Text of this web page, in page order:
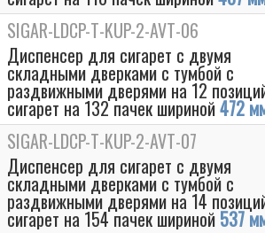
SIGAR-LDCP-T-KUP-2-AVT-06
Диспенсер для сигарет с двумя
складными дверками с тумбой с
раздвижными дверями на 12
сигарет на 132 пачек шириной472
SIGAR-LDCP-T-KUP-2-AVT-07
Диспенсер для сигарет с двумя
складными дверками с тумбой с
раздвижными дверями на 14
сигарет на 154 пачек шириной 537